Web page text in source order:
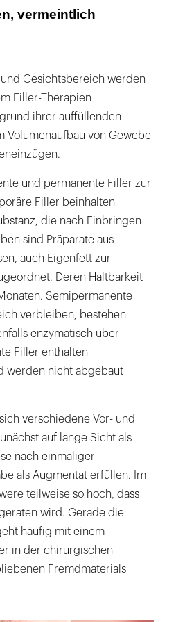
vermeintlich
Gesichtsbereich werden
Filler-Therapien
ihrer auffüllenden
Volumenaufbau von Gewebe
und permanente Filler zur
Filler beinhalten
die nach Einbringen
sind Präparate aus
auch Eigenfett zur
Deren Haltbarkeit
Semipermanente
verbleiben, bestehen
enzymatisch über
Filler enthalten
werden nicht abgebaut
verschiedene Vor- und
auf lange Sicht als
nach einmaliger
als Augmentat erfüllen. Im
teilweise so hoch, dass
wird. Gerade die
häufig mit einem
in der chirurgischen
Fremdmaterials